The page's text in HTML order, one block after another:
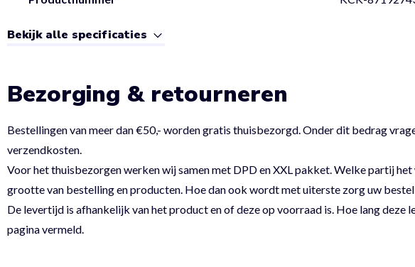
Bekijk alle specificaties
Bezorging & retourneren
Bestellingen van meer dan €50,- worden gratis thuisbezorgd. Onder dit bedrag
verzendkosten.
Voor het thuisbezorgen werken wij samen met DPD en XXL pakket. Welke partij
grootte van bestelling en producten. Hoe dan ook wordt met uiterste zorg uw
De levertijd is afhankelijk van het product en of deze op voorraad is. Hoe lang deze
pagina vermeld.